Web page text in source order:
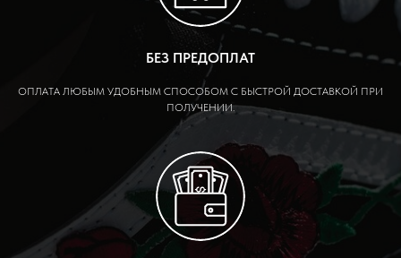
БЕЗ ПРЕДОПЛАТ
ОПЛАТА ЛЮБЫМ УДОБНЫМ СПОСОБОМ С БЫСТРОЙ ДОСТАВКОЙ ПРИ
ПОЛУЧЕНИИ.